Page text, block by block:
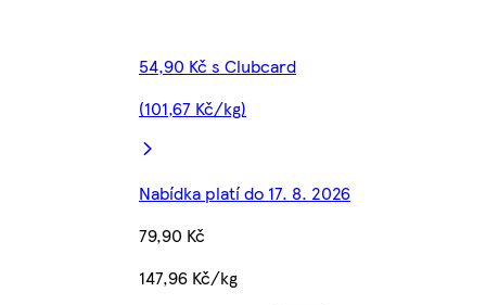
54,90 Kč s Clubcard
(101,67 Kč/kg)
Nabídka platí do 17. 8. 2026
79,90 Kč
147,96 Kč/kg